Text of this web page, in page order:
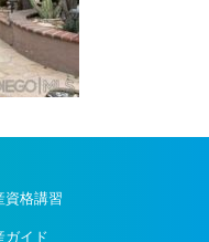
資格講習
ガイド